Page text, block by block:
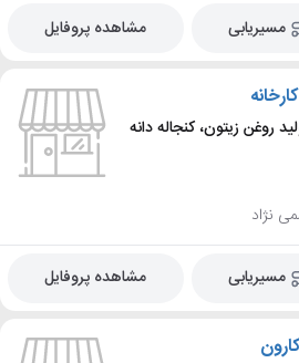
مسیریابی مشاهده پروفایل
روغن زیتون، کنجاله دانه
نژاد
مسیریابی مشاهده پروفایل